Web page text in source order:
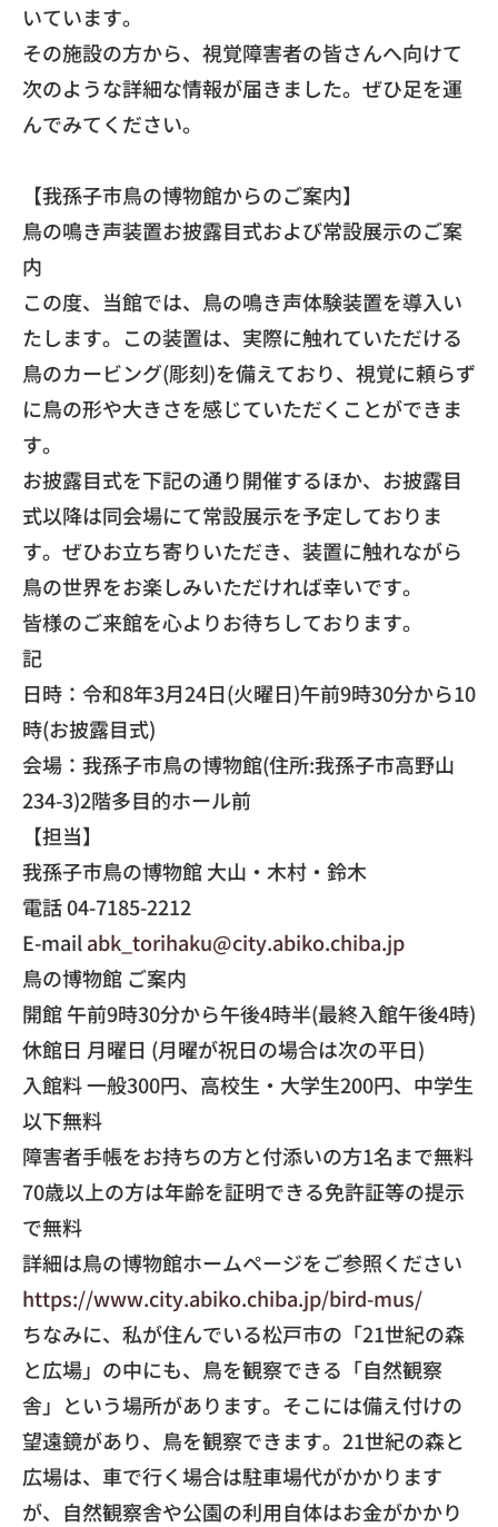
いています。
​その施設の方から、 視覚障害者の皆さんへ向けて
次のような詳細な情報が届きました。 ぜひ足を運
んでみてください。
【我孫子市鳥の博物館からのご案内】
​鳥の鳴き声装置お披露目式および常設展示のご案
内
​この度、当館では、鳥の鳴き声体験装置を導入い
たします。 この装置は、実際に触れていただける
鳥のカービング(彫刻)を備えており、 視覚に頼らず
に鳥の形や大きさを感じていただくことができま
す。
お披露目式を下記の通り開催するほか、 お披露目
式以降は同会場にて常設展示を予定しておりま
す。 ぜひお立ち寄りいただき、 装置に触れながら
鳥の世界をお楽しみいただければ幸いです。
皆様のご来館を心よりお待ちしております。
​記
日時：令和8年3月24日(火曜日)午前9時30分から10
時(お披露目式)
会場：我孫子市鳥の博物館(住所:我孫子市高野山
234-3)2階多目的ホール前
【担当】
我孫子市鳥の博物館 大山・木村・鈴木
電話 04-7185-2212
E-mailabk_torihaku@city.abiko.chiba.jp
​鳥の博物館 ご案内
開館 午前9時30分から午後4時半(最終入館午後4時)
休館日 月曜日 (月曜が祝日の場合は次の平日)
入館料 一般300円、高校生・大学生200円、中学生
以下無料
障害者手帳をお持ちの方と付添いの方1名まで無料
70歳以上の方は年齢を証明できる免許証等の提示
で無料
​詳細は鳥の博物館ホームページをご参照ください
https://www.city.abiko.chiba.jp/bird-mus/
​ちなみに、私が住んでいる松戸市の「21世紀の森
と広場」 の中にも、鳥を観察できる「自然観察
舎」という場所があります。 そこには備え付けの
望遠鏡があり、鳥を観察できます。 21世紀の森と
広場は、車で行く場合は駐車場代がかかります
が、 自然観察舎や公園の利用自体はお金がかかり